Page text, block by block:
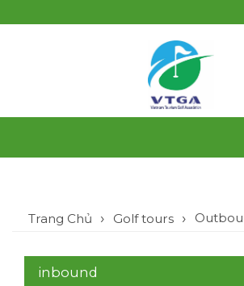
Trang Chủ Golf tours
inbound